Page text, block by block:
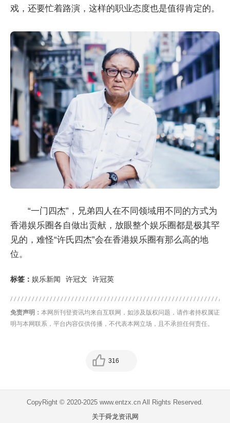
戏，还要忙着路演，这样的职业态度也是值得肯定的。
“一门四杰”，兄弟四人在不同领域用不同的方式为
香港娱乐圈各自做出贡献，放眼整个娱乐圈都是极其罕
见的，难怪“许氏四杰”会在香港娱乐圈有那么高的地
位。
标签： 娱乐新闻 许冠文 许冠英
免责声明： 本网所刊登资讯均来自互联网，如涉及版权问题，请作者持权属证
明与本网联系，平台内容仅供传播，不代表本网立场，且不承担任何责任。
316
CopyRight © 2020-2025 www.entzx.cn All Rights Reserved.
关于舜龙资讯网